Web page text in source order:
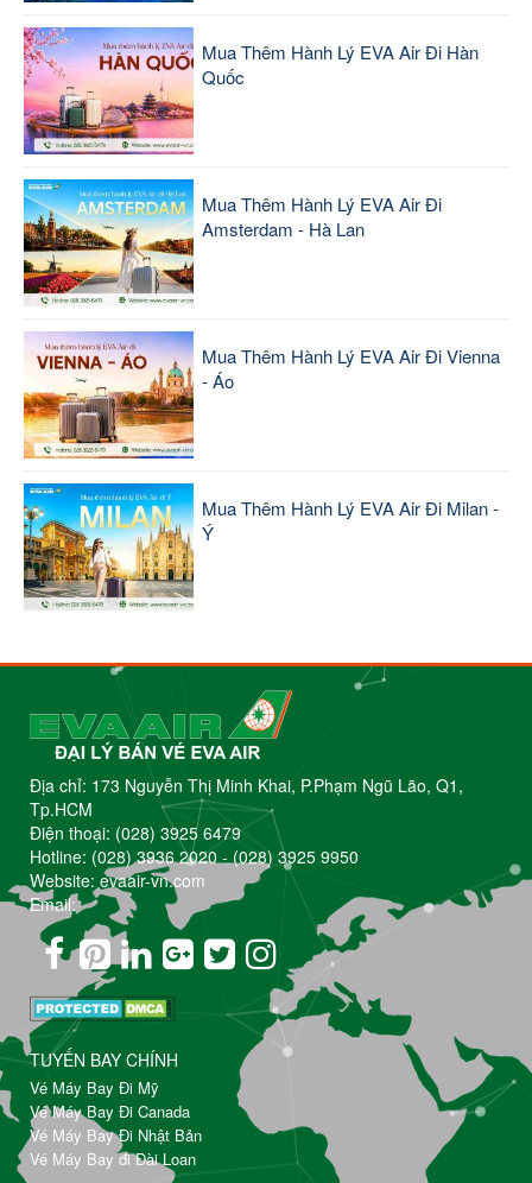
Mua Thêm Hành Lý EVA Air Đi Hàn
Quốc
Mua Thêm Hành Lý EVA Air Đi
Amsterdam - Hà Lan
Mua Thêm Hành Lý EVA Air Đi Vienna
- Áo
Mua Thêm Hành Lý EVA Air Đi Milan -
Ý
Địa chỉ: 173 Nguyễn Thị Minh Khai, P.Phạm Ngũ Lão, Q1,
Tp.HCM
Điện thoại: (028) 3925 6479
Hotline: (028) 3936 2020-(028) 3925 9950
Website: evaair-vn.com
Email:
TUYẾN BAY CHÍNH
Vé Máy Bay Đi Mỹ
Vé Máy Bay Đi Canada
Vé Máy Bay Đi Nhật Bản
Vé Máy Bay đi Đài Loan